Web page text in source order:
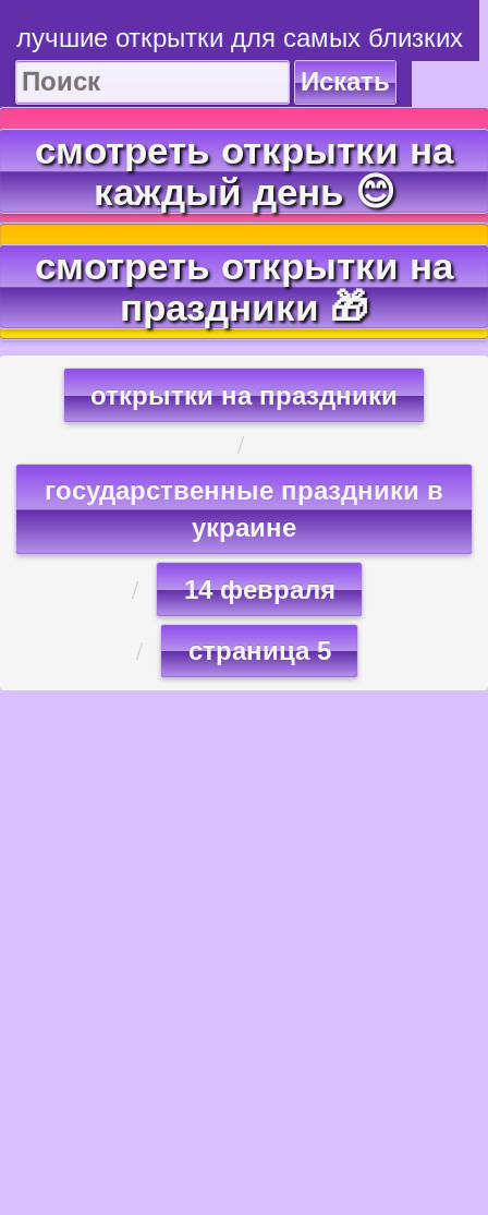
лучшие открытки для самых близких
Искать
смотреть открытки на
каждый день 😊
смотреть открытки на
праздники 🎁
открытки на праздники
государственные праздники в
украине
14 февраля
страница 5